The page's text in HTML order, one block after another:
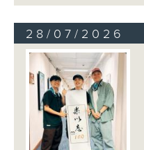
28/07/2026